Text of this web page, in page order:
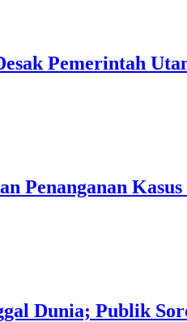
Pemerintah
Penanganan
Dunia; Publik